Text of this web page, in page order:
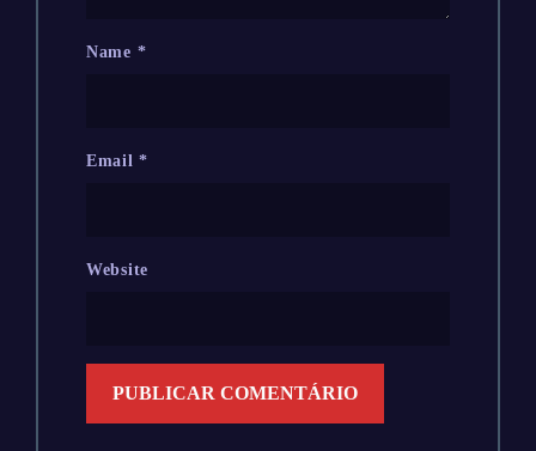
Name *
Email*
Website